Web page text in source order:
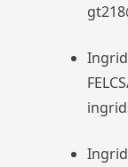
Ingrid